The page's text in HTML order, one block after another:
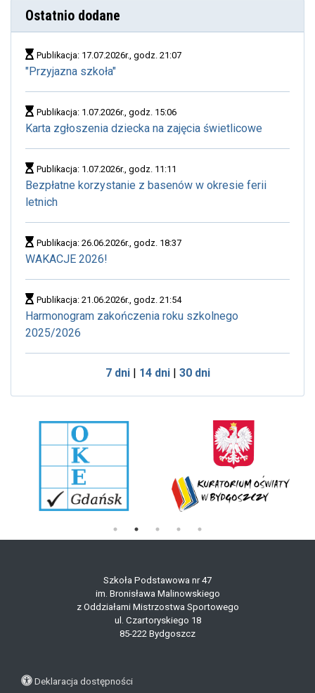
Ostatnio dodane
Publikacja: 17.07.2026r., godz. 21:07
"Przyjazna szkoła"
Publikacja: 1.07.2026r., godz. 15:06
Karta zgłoszenia dziecka na zajęcia świetlicowe
Publikacja: 1.07.2026r., godz. 11:11
Bezpłatne korzystanie z basenów w okresie ferii
letnich
Publikacja: 26.06.2026r., godz. 18:37
WAKACJE 2026!
Publikacja: 21.06.2026r., godz. 21:54
Harmonogram zakończenia roku szkolnego
2025/2026
7 dni| 14 dni| 30 dni
Szkoła Podstawowa nr 47
im. Bronisława Malinowskiego
z Oddziałami Mistrzostwa Sportowego
ul. Czartoryskiego 18
85-222 Bydgoszcz
Deklaracja dostępności